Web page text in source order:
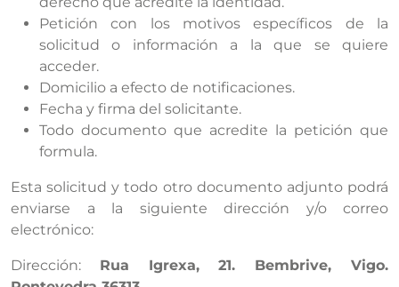
Petición con los motivos específicos de la
solicitud o información a la que se quiere
acceder.
Domicilio a efecto de notificaciones.
Fecha y firma del solicitante.
Todo documento que acredite la petición que
formula.
Esta solicitud y todo otro documento adjunto podrá
enviarse a la siguiente dirección y/o correo
electrónico:
Dirección: Rua Igrexa, 21. Bembrive, Vigo.